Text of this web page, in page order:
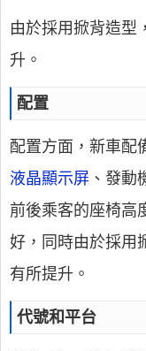
由於採用掀背造型
升。
配置
配置方面，新車配
液晶顯示屏 、發動
前後乘客的座椅高
好，同時由於採用
有所提升。
代號和平台